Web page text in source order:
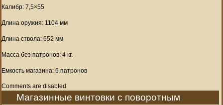
Калибр: 7,5×55
Длина оружия: 1104 мм
Длина ствола: 652 мм
Масса без патронов: 4 кг.
Емкость магазина: 6 патронов
Comments are disabled
Магазинные винтовки с поворотным